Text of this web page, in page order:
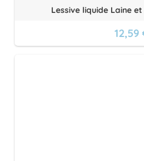
Lessive liquide Laine
12,59